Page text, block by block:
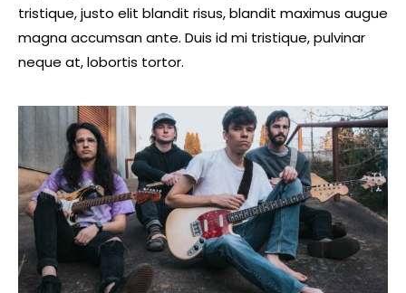
tristique, justo elit blandit risus, blandit maximus augue
magna accumsan ante. Duis id mi tristique, pulvinar
neque at, lobortis tortor.